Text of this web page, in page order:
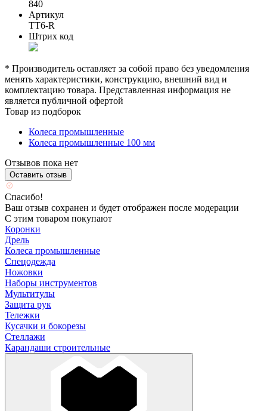
840
Артикул
TT6-R
Штрих код
* Производитель оставляет за собой право без уведомления
менять характеристики, конструкцию, внешний вид и
комплектацию товара. Представленная информация не
является публичной офертой
Товар из подборок
Колеса промышленные
Колеса промышленные 100 мм
Отзывов пока нет
Оставить отзыв
Спасибо!
Ваш отзыв сохранен и будет отображен после модерации
С этим товаром покупают
Коронки
Дрель
Колеса промышленные
Спецодежда
Ножовки
Наборы инструментов
Мультитулы
Защита рук
Тележки
Кусачки и бокорезы
Стеллажи
Карандаши строительные